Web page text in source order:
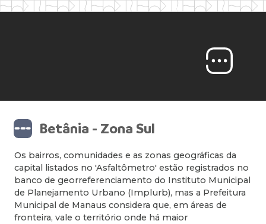
Betânia - Zona Sul
Os bairros, comunidades e as zonas geográficas da
capital listados no 'Asfaltômetro' estão registrados no
banco de georreferenciamento do Instituto Municipal
de Planejamento Urbano (Implurb), mas a Prefeitura
Municipal de Manaus considera que, em áreas de
fronteira, vale o território onde há maior